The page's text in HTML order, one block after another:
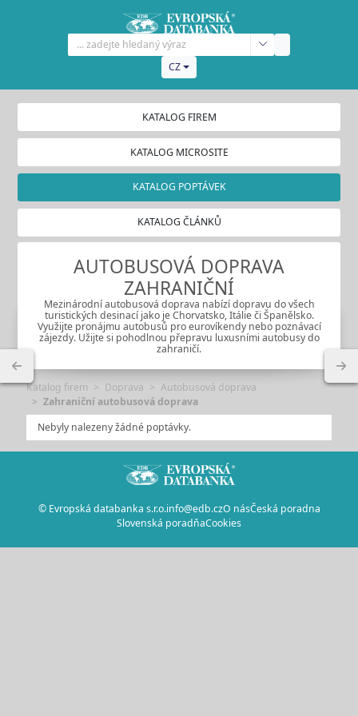
CZ
KATALOG FIREM
KATALOG MICROSITE
KATALOG POPTÁVEK
KATALOG ČLÁNKŮ
AUTOBUSOVÁ DOPRAVA
ZAHRANIČNÍ
Mezinárodní autobusová doprava nabízí dopravu do všech
turistických desinací jako je Chorvatsko, Itálie či Španělsko.
Využijte pronájmu autobusů pro eurovíkendy nebo poznávací
zájezdy. Užijte si pohodlnou přepravu luxusními autobusy do
zahraničí.
Katalog firem Doprava
Autobusová doprava
Zahraniční autobusová doprava
Nebyly nalezeny žádné poptávky.
© Evropská databanka s.r.o.info@edb.czO násČeská poradna
Slovenská poradňaCookies